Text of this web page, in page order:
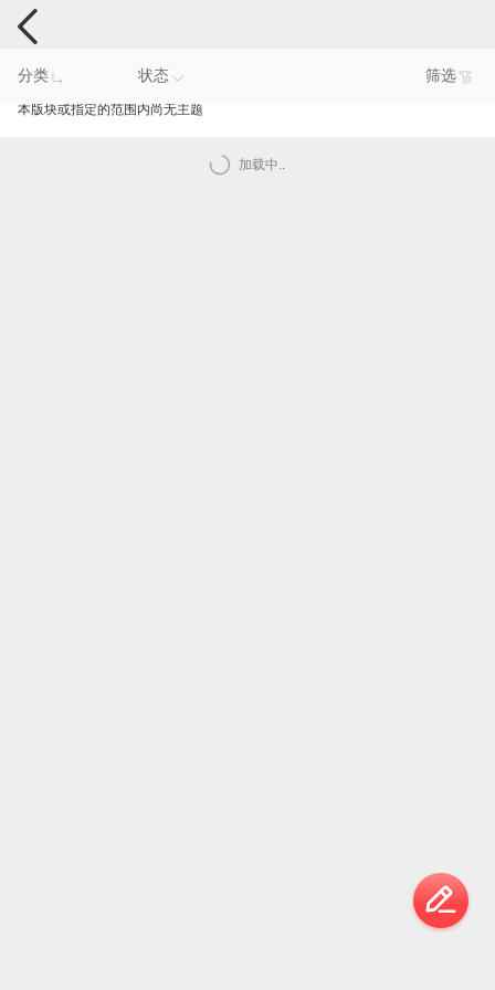
手机反馈
分类 状态 筛选
本版块或指定的范围内尚无主题
加载中..